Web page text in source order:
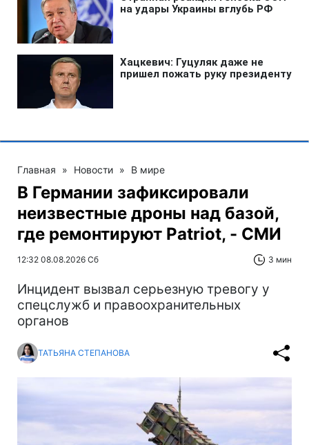
Главная » Новости » В мире
В Германии зафиксировали
неизвестные дроны над базой,
где ремонтируют Patriot, - СМИ
12:32 08.08.2026 Сб 3 мин
Инцидент вызвал серьезную тревогу у
спецслужб и правоохранительных
органов
ТАТЬЯНА СТЕПАНОВА